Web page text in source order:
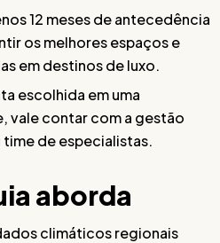
12 meses de antecedência
os melhores espaços e
em destinos de luxo.
escolhida em uma
vale contar com a gestão
time de especialistas.
aborda
climáticos regionais